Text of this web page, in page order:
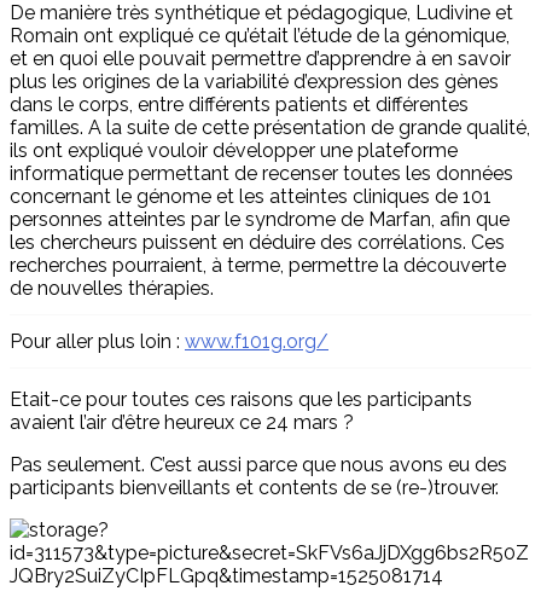
De manière très synthétique et pédagogique, Ludivine et
Romain ont expliqué ce qu’était l’étude de la génomique,
et en quoi elle pouvait permettre d’apprendre à en savoir
plus les origines de la variabilité d’expression des gènes
dans le corps, entre différents patients et différentes
familles. A la suite de cette présentation de grande qualité,
ils ont expliqué vouloir développer une plateforme
informatique permettant de recenser toutes les données
concernant le génome et les atteintes cliniques de 101
personnes atteintes par le syndrome de Marfan, afin que
les chercheurs puissent en déduire des corrélations. Ces
recherches pourraient, à terme, permettre la découverte
de nouvelles thérapies.
Pour aller plus loin : www.f101g.org/
Etait-ce pour toutes ces raisons que les participants
avaient l’air d’être heureux ce 24 mars ?
Pas seulement. C’est aussi parce que nous avons eu des
participants bienveillants et contents de se (re-)trouver.